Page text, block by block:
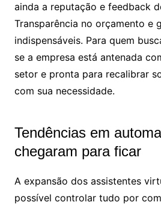
ainda a reputação e feedback
Transparência no orçamento e
indispensáveis. Para quem
se a empresa está antenada
setor e pronta para recalibrar
com sua necessidade.
Tendências em
chegaram para ficar
A expansão dos assistentes
possível controlar tudo por